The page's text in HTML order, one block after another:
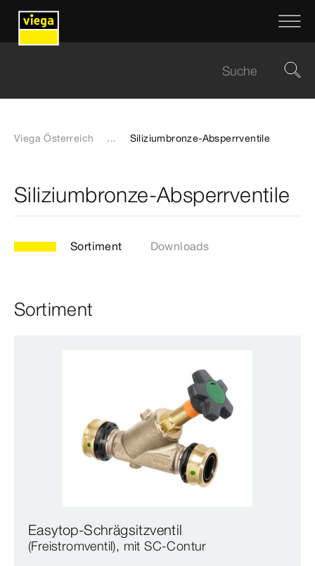
Viega Österreich ... Siliziumbronze-Absperrventile
Siliziumbronze-Absperrventile
Sortiment Downloads
Sortiment
Easytop-Schrägsitzventil
(Freistromventil), mit SC‑Contur